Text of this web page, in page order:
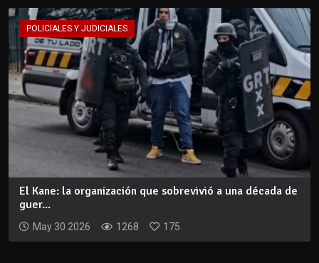
POLICIALES Y JUDICIALES
El Kane: la organización que sobrevivió a una década de
guer...
May 30 2026 1268 175